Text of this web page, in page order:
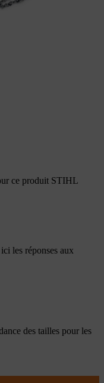
ce produit STIHL
les réponses aux
des tailles pour les